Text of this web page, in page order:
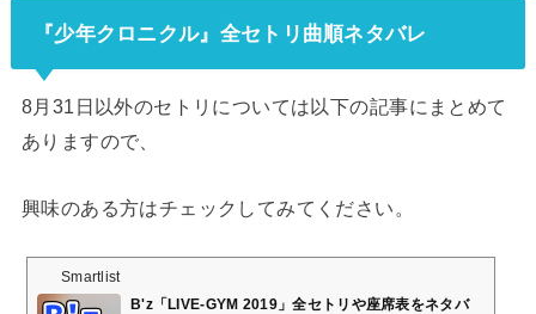
『少年クロニクル』全セトリ曲順ネタバレ
8月31日以外のセトリについては以下の記事にまとめて
ありますので、
興味のある方はチェックしてみてください。
Smartlist
B'z「LIVE-GYM 2019」全セトリや座席表をネタバ